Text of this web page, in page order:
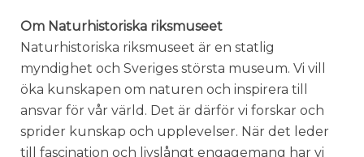
Om Naturhistoriska riksmuseet
Naturhistoriska riksmuseet är en statlig
myndighet och Sveriges största museum. Vi vill
öka kunskapen om naturen och inspirera till
ansvar för vår värld. Det är därför vi forskar och
sprider kunskap och upplevelser. När det leder
till fascination och livslångt engagemang har vi